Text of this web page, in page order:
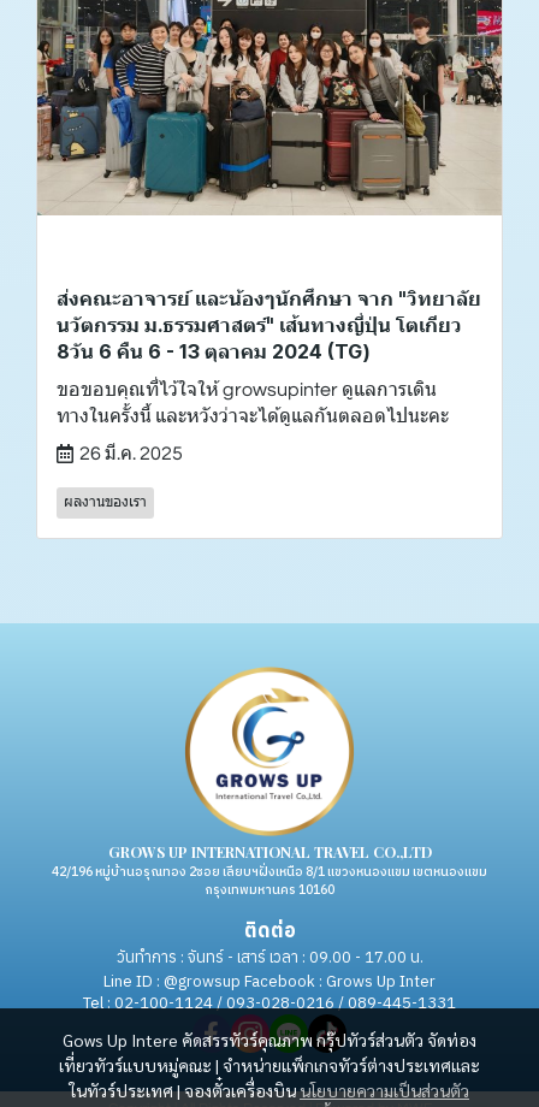
ส่งคณะอาจารย์ และน้องๆนักศึกษา จาก "วิทยาลัย
นวัตกรรม ม.ธรรมศาสตร์" เส้นทางญี่ปุ่น โตเกียว
8วัน 6 คืน 6 - 13 ตุลาคม 2024 (TG)
ขอขอบคุณที่ไว้ใจให้ growsupinter ดูแลการเดิน
ทางในครั้งนี้ และหวังว่าจะได้ดูแลกันตลอดไปนะคะ
26 มี.ค. 2025
ผลงานของเรา
Gows Up Intere คัดสรรทัวร์คุณภาพ กรุ๊ปทัวร์ส่วนตัว จัดท่อง
เที่ยวทัวร์แบบหมู่คณะ | จำหน่ายแพ็กเกจทัวร์ต่างประเทศและ
ในทัวร์ประเทศ | จองตั๋วเครื่องบินนโยบายความเป็นส่วนตัว
GROWS UP INTERNATIONAL TRAVEL CO.,LTD
42/196 หมู่บ้านอรุณทอง 2ซอย เลียบฯฝั่งเหนือ 8/1 แขวงหนองแขม เขตหนองแขม
กรุงเทพมหานคร 10160
ติดต่อ
วันทำการ : จันทร์ - เสาร์ เวลา : 09.00 - 17.00 น.
Line ID : @growsup Facebook : Grows Up Inter
Tel : 02-100-1124 / 093-028-0216 / 089-445-1331